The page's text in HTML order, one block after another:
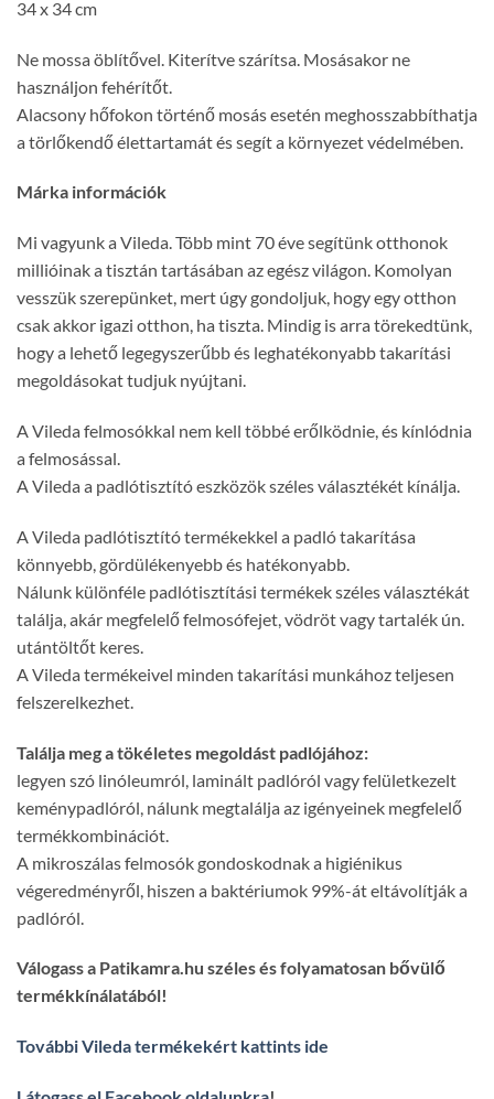
34 x 34 cm
Ne mossa öblítővel. Kiterítve szárítsa. Mosásakor ne
használjon fehérítőt.
Alacsony hőfokon történő mosás esetén meghosszabbíthatja
a törlőkendő élettartamát és segít a környezet védelmében.
Márka információk
Mi vagyunk a Vileda. Több mint 70 éve segítünk otthonok
millióinak a tisztán tartásában az egész világon. Komolyan
vesszük szerepünket, mert úgy gondoljuk, hogy egy otthon
csak akkor igazi otthon, ha tiszta. Mindig is arra törekedtünk,
hogy a lehető legegyszerűbb és leghatékonyabb takarítási
megoldásokat tudjuk nyújtani.
A Vileda felmosókkal nem kell többé erőlködnie, és kínlódnia
a felmosással.
A Vileda a padlótisztító eszközök széles választékét kínálja.
A Vileda padlótisztító termékekkel a padló takarítása
könnyebb, gördülékenyebb és hatékonyabb.
Nálunk különféle padlótisztítási termékek széles választékát
találja, akár megfelelő felmosófejet, vödröt vagy tartalék ún.
utántöltőt keres.
A Vileda termékeivel minden takarítási munkához teljesen
felszerelkezhet.
Találja meg a tökéletes megoldást padlójához:
legyen szó linóleumról, laminált padlóról vagy felületkezelt
keménypadlóról, nálunk megtalálja az igényeinek megfelelő
termékkombinációt.
A mikroszálas felmosók gondoskodnak a higiénikus
végeredményről, hiszen a baktériumok 99%-át eltávolítják a
padlóról.
Válogass a Patikamra.hu széles és folyamatosan bővülő
termékkínálatából!
További Vileda termékekért kattints ide